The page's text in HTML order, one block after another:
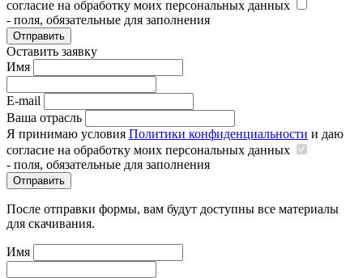
согласие на обработку моих персональных данных
- поля, обязательные для заполнения
Отправить
Оставить заявку
Имя
E-mail
Ваша отрасль
Я принимаю условия Политики конфиденциальности и даю
согласие на обработку моих персональных данных
- поля, обязательные для заполнения
Отправить
После отправки формы, вам будут доступны все материалы
для скачивания.
Имя